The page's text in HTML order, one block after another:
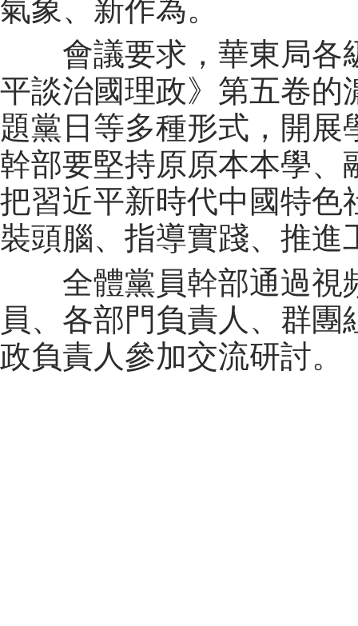
氣象、新作為。
會議要求，華東局各
平談治國理政》第五卷的
題黨日等多種形式，開
幹部要堅持原原本本學、
把習近平新時代中國特色
裝頭腦、指導實踐、推進
全體黨員幹部通過視
員、各部門負責人、群
政負責人參加交流研討。